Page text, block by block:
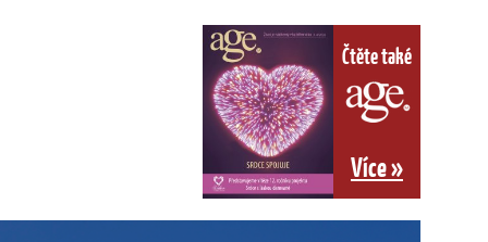
Čtěte také
Více »